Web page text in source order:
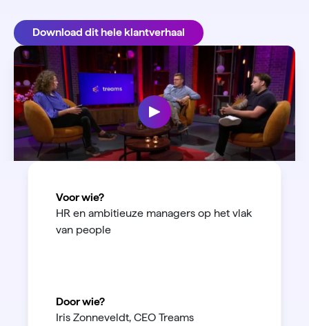
Download dit hele klantverhaal
Voor wie?
HR en ambitieuze managers op het vlak
van people
Door wie?
Iris Zonneveldt, CEO Treams